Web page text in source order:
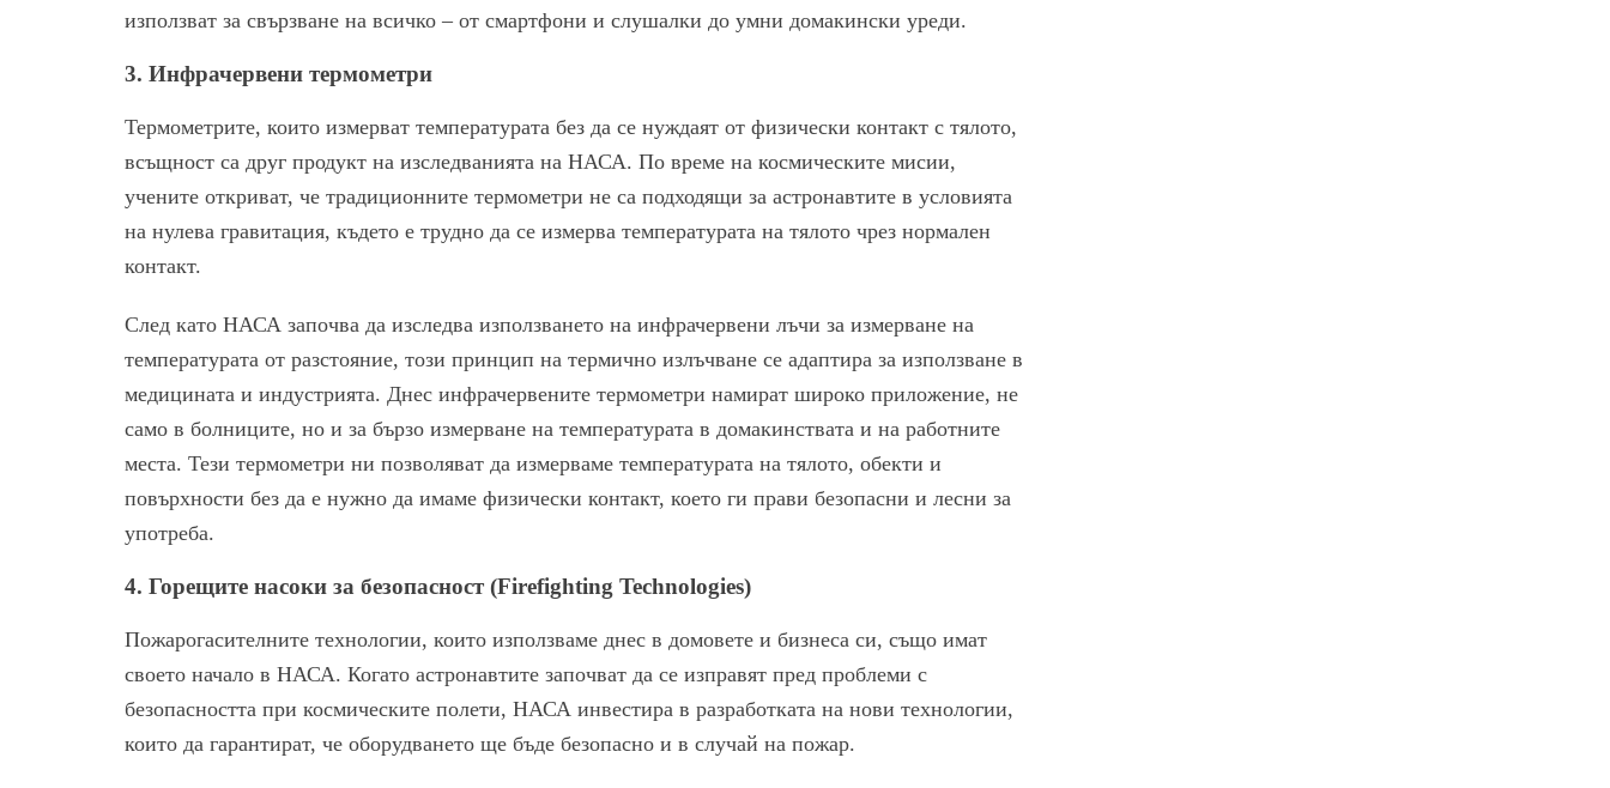
използват за свързване на всичко – от смартфони и слушалки до умни домакински уреди.
3. Инфрачервени термометри
Термометрите, които измерват температурата без да се нуждаят от физически контакт с тялото,
всъщност са друг продукт на изследванията на НАСА. По време на космическите мисии,
учените откриват, че традиционните термометри не са подходящи за астронавтите в условията
на нулева гравитация, където е трудно да се измерва температурата на тялото чрез нормален
контакт.
След като НАСА започва да изследва използването на инфрачервени лъчи за измерване на
температурата от разстояние, този принцип на термично излъчване се адаптира за използване в
медицината и индустрията. Днес инфрачервените термометри намират широко приложение, не
само в болниците, но и за бързо измерване на температурата в домакинствата и на работните
места. Тези термометри ни позволяват да измерваме температурата на тялото, обекти и
повърхности без да е нужно да имаме физически контакт, което ги прави безопасни и лесни за
употреба.
4. Горещите насоки за безопасност (Firefighting Technologies)
Пожарогасителните технологии, които използваме днес в домовете и бизнеса си, също имат
своето начало в НАСА. Когато астронавтите започват да се изправят пред проблеми с
безопасността при космическите полети, НАСА инвестира в разработката на нови технологии,
които да гарантират, че оборудването ще бъде безопасно и в случай на пожар.